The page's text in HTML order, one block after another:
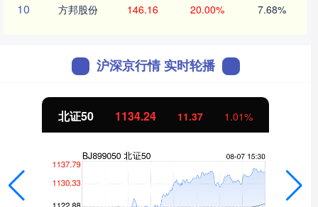
10 方邦股份 146.16 20.00% 7.68%
沪深京行情 实时轮播
北证50 1134.24 11.37 1.01%